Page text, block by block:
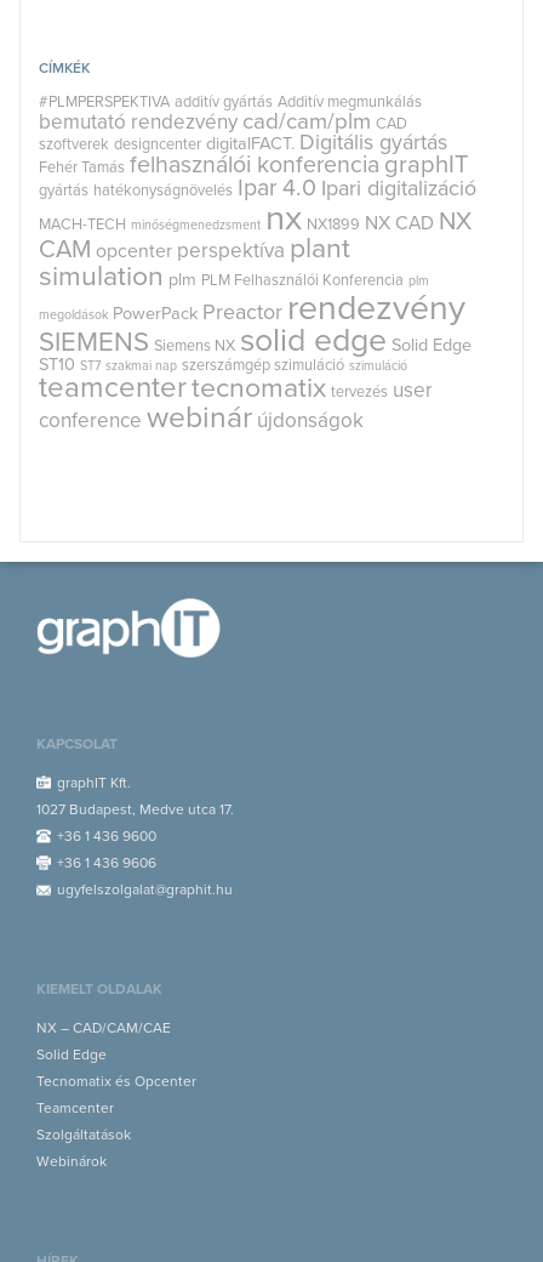
CÍMKÉK
#PLMPERSPEKTIVA additív gyártás Additív megmunkálás
bemutató rendezvény cad/cam/plm CAD
szoftverek designcenter digitalFACT. Digitális gyártás
Fehér Tamás felhasználói konferencia graphIT
gyártás hatékonyságnövelés Ipar 4.0 Ipari digitalizáció
MACH-TECH minőségmenedzsment nx NX1899 NX CAD NX
CAM opcenter perspektíva plant
simulation plm PLM Felhasználói Konferencia plm
megoldások PowerPack Preactor rendezvény
SIEMENS Siemens NX solid edge Solid Edge
ST10 ST7 szakmai nap szerszámgép szimuláció szimuláció
teamcentertecnomatix tervezés user
conference webinár újdonságok
KAPCSOLAT
graphIT Kft.
1027 Budapest, Medve utca 17.
+36 1 436 9600
+36 1 436 9606
ugyfelszolgalat@graphit.hu
KIEMELT OLDALAK
NX – CAD/CAM/CAE
Solid Edge
Tecnomatix és Opcenter
Teamcenter
Szolgáltatások
Webinárok